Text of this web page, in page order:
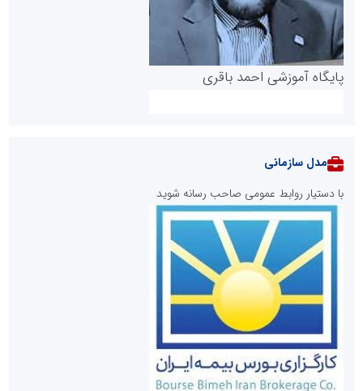
پایگاه آموزشی احمد باقری
روابط عمومی خبرگزاری گزارش خبر
مدل سازمانی
با دستیار روابط عمومی صاحب رسانه شوید